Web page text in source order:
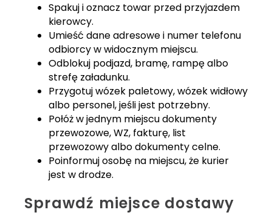
Spakuj i oznacz towar przed przyjazdem
kierowcy.
Umieść dane adresowe i numer telefonu
odbiorcy w widocznym miejscu.
Odblokuj podjazd, bramę, rampę albo
strefę załadunku.
Przygotuj wózek paletowy, wózek widłowy
albo personel, jeśli jest potrzebny.
Połóż w jednym miejscu dokumenty
przewozowe, WZ, fakturę, list
przewozowy albo dokumenty celne.
Poinformuj osobę na miejscu, że kurier
jest w drodze.
Sprawdź miejsce dostawy